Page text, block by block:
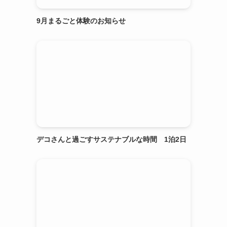
9月まるごと体験のお知らせ
デコさんと過ごすサステナブルな時間 1泊2日